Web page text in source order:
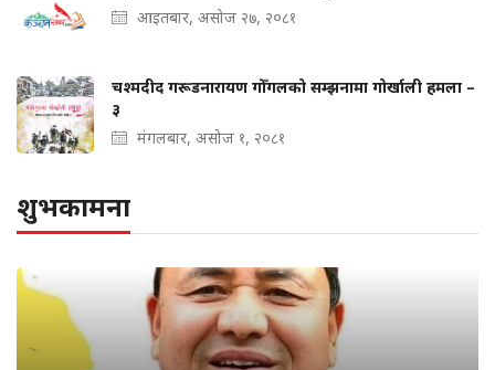
आइतबार, असोज २७, २०८१
चश्मदीद गरूडनारायण गोँगलको सम्झनामा गोर्खाली हमला –
३
मंगलबार, असोज १, २०८१
शुभकामना